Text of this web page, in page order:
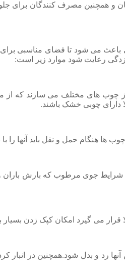
همچنین مصرف کنندگان برای
باعث می شود تا فضای مناسبی
زدگی رعایت شود موارد زیر است:
چوب های مختلف می سازند که
دارای چوبی خشک باشند.
ها هنگام حمل و نقل باید آنها را با
در شرایط جوی مرطوب که بارش
قرار می گیرد امکان کپک زدن بسیار
آنها رد و بدل شود.همچنین در